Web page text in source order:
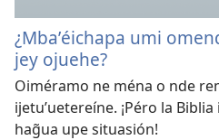
¿Mbaʼéichapa umi
jey ojuehe?
Oiméramo ne ména o nde
ijetuʼuetereíne. ¡Péro la
hag̃ua upe situasión!